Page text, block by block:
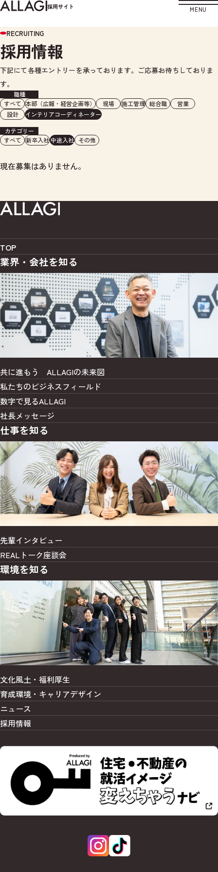
採用サイト MENU
RECRUITING
採用情報
下記にて各種エントリーを承っております。ご応募お待ちしておりま
す。
職種
すべて 本部（広報・経営企画等） 現場 施工管理 総合職
営業
設計
インテリアコーディネーター
カテゴリー
すべて 新卒入社中途入社 その他
現在募集はありません。
TOP
業界・会社を知る
共に進もう ALLAGIの未来図
私たちのビジネスフィールド
数字で見るALLAGI
社長メッセージ
仕事を知る
先輩インタビュー
REALトーク座談会
環境を知る
文化風土・福利厚生
育成環境・ キャリアデザイン
ニュース
採用情報